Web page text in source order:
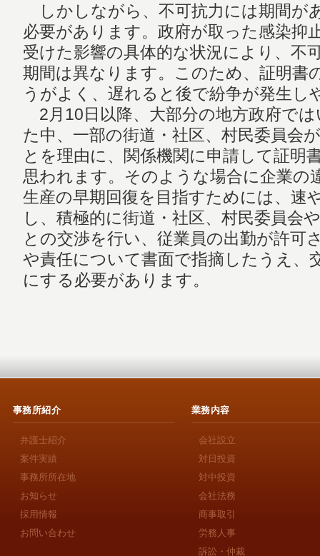
しかしながら、不可抗力には期間が
必要があります。政府が取った感染抑
受けた影響の具体的な状況により、不
期間は異なります。このため、証明書
うがよく、遅れると後で紛争が発生し
2月10日以降、大部分の地方政府で
た中、一部の街道・社区、村民委員会
とを理由に、関係機関に申請して証明
思われます。そのような場合に企業の
生産の早期回復を目指すためには、速
し、積極的に街道・社区、村民委員会
との交渉を行い、従業員の出勤が許可
や責任について書面で指摘したうえ、
にする必要があります。
事務所紹介
弁護士紹介
案件実績
事務所所在地
お知らせ
採用情報
お問い合わせ
業務内容
会社設立
対日投資
対中投資
会社法務
商事取引
労務人事
訴訟・仲裁